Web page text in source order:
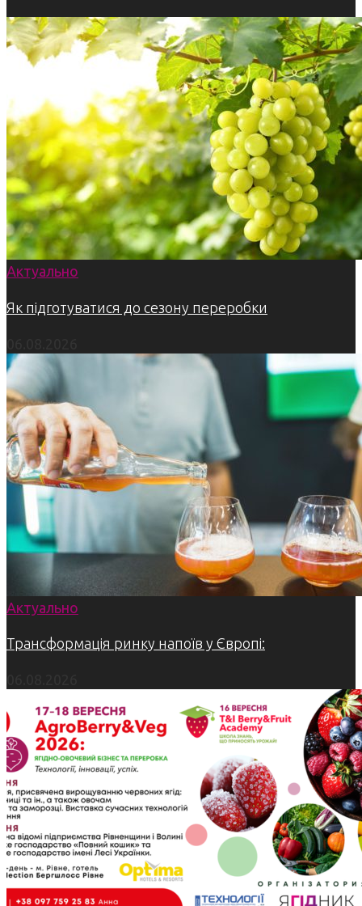
Актуально
Як підготуватися до сезону переробки
Актуально
Трансформація ринку напоїв у Європі: